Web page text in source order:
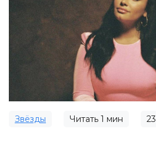
Звёзды Читать 1 мин